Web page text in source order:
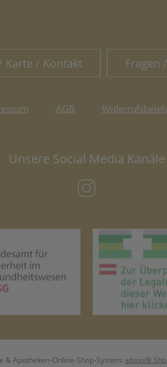
Karte / Kontakt Fragen
AGB
Unsere Social Media Kanäle
(öffnet in neuem
& Apotheken-Online-Shop-System: eboxx®